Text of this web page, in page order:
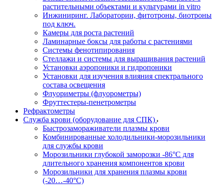
растительными объектами и культурами in vitro
Инжиниринг. Лаборатории, фитотроны, биотроны
под ключ.
Камеры для роста растений
Ламинарные боксы для работы с растениями
Системы фенотипирования
Стеллажи и системы для выращивания растений
Установки аэропоники и гидропоники
Установки для изучения влияния спектрального
состава освещения
Флуориметры (флуорометры)
Фруттестеры-пенетрометры
Рефрактометры
Служба крови (оборудование для СПК)
Быстрозамораживатели плазмы крови
Комбинированные холодильники-морозильники
для службы крови
Морозильники глубокой заморозки -86°С для
длительного хранения компонентов крови
Морозильники для хранения плазмы крови
(-20…-40°С)